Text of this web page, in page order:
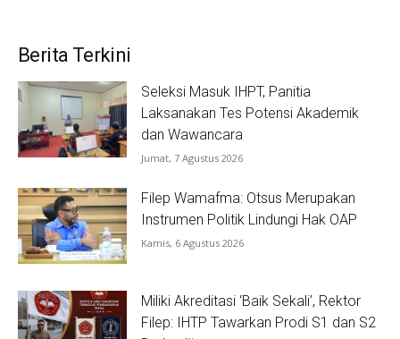
Berita Terkini
Seleksi Masuk IHPT, Panitia
Laksanakan Tes Potensi Akademik
dan Wawancara
Jumat, 7 Agustus 2026
Filep Wamafma: Otsus Merupakan
Instrumen Politik Lindungi Hak OAP
Kamis, 6 Agustus 2026
Miliki Akreditasi ‘Baik Sekali’, Rektor
Filep: IHTP Tawarkan Prodi S1 dan S2